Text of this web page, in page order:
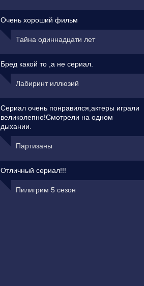
Очень хороший фильм
Тайна одиннадцати лет
Бред какой то ,а не сериал.
Лабиринт иллюзий
Сериал очень понравился,актеры играли
великолепно!Смотрели на одном
дыхании.
Партизаны
Отличный сериал!!!
Пилигрим 5 сезон